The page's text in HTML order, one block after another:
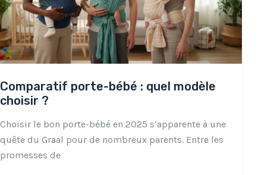
Comparatif porte-bébé : quel modèle
choisir ?
Choisir le bon porte-bébé en 2025 s’apparente à une
quête du Graal pour de nombreux parents. Entre les
promesses de